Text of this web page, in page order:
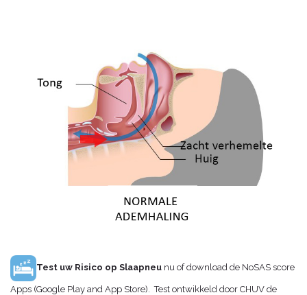
Test uw Risico op Slaapneu nu of download de NoSAS score
Apps (Google Play and App Store). Test ontwikkeld door CHUV de